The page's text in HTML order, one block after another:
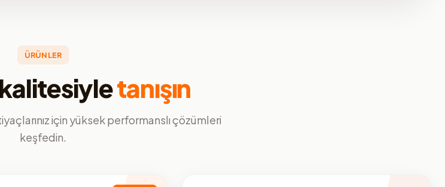
ÜRÜNLER
tanışın
için yüksek performanslı çözümleri
keşfedin.